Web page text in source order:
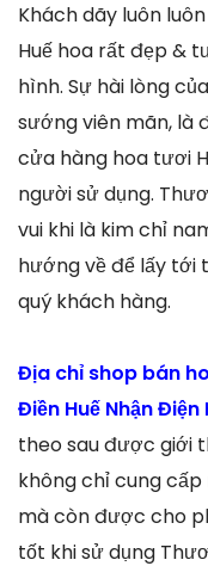
Khách dãy luôn
Huế hoa rất đẹp &
hình. Sự hài lòng
sướng viên mãn, là
cửa hàng hoa tươi
người sử dụng.
vui khi là kim chỉ
hướng về để lấy tới
quý khách hàng.
Địa chỉ shop bán
Điền Huế Nhận Điện
theo sau được giới
không chỉ cung
mà còn được cho
tốt khi sử dụng